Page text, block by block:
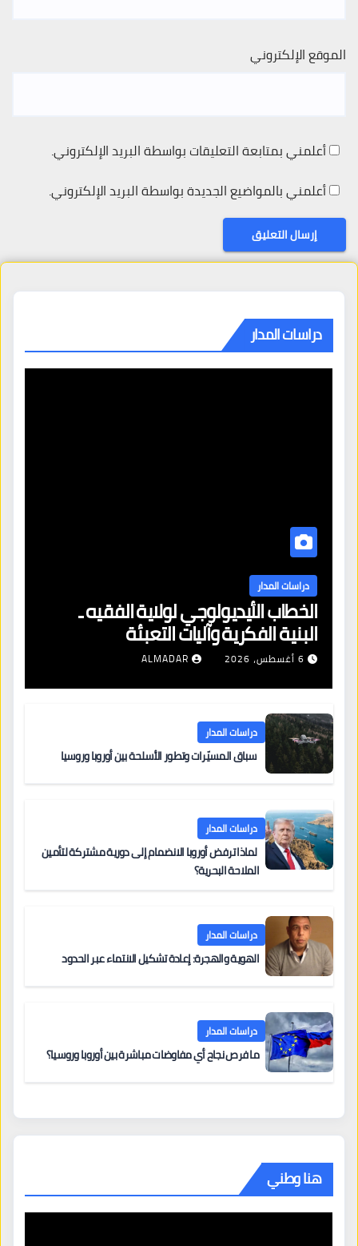
الموقع الإلكتروني
أعلمني بمتابعة التعليقات بواسطة البريد الإلكتروني.
أعلمني بالمواضيع الجديدة بواسطة البريد الإلكتروني.
دراسات المدار
دراسات المدار
الخطاب الأيديولوجي لولاية الفقيه ـ
البنية الفكرية وآليات التعبئة
6 أغسطس، 2026 ALMADAR
دراسات المدار
سباق المسيّرات وتطور الأسلحة بين أوروبا وروسيا
دراسات المدار
لماذا ترفض أوروبا الانضمام إلى دورية مشتركة لتأمين
الملاحة البحرية؟
دراسات المدار
الهوية والهجرة: إعادة تشكيل الانتماء عبر الحدود
دراسات المدار
ما فرص نجاح أي مفاوضات مباشرة بين أوروبا وروسيا؟
هنا وطني